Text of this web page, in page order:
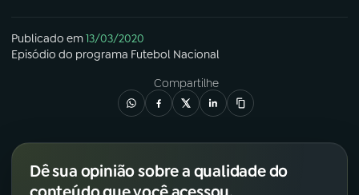
Publicado em13/03/2020
Episódio do programa Futebol Nacional
Compartilhe
Dê sua opinião sobre a qualidade do